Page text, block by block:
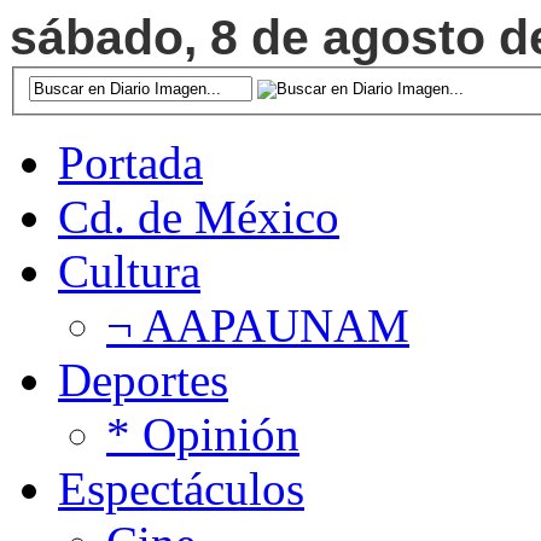
sábado, 8 de agosto
Portada
Cd. de México
Cultura
¬ AAPAUNAM
Deportes
* Opinión
Espectáculos